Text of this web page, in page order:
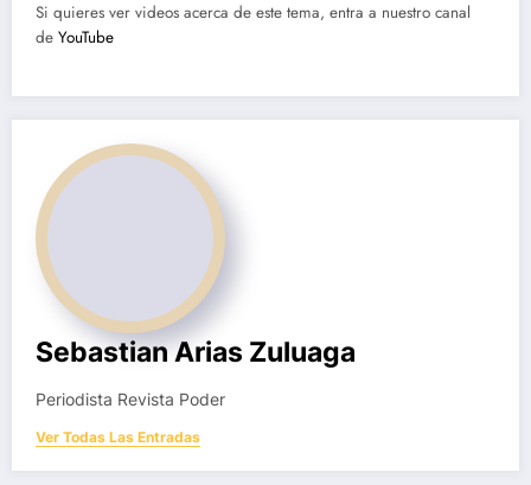
Si quieres ver videos acerca de este tema, entra a nuestro canal
de YouTube
Sebastian Arias Zuluaga
Periodista Revista Poder
Ver Todas Las Entradas